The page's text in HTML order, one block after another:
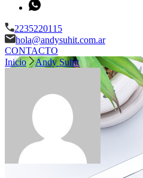
2235220115
hola@andysuhit.com.ar
CONTACTO
Inicio
Andy Suhit